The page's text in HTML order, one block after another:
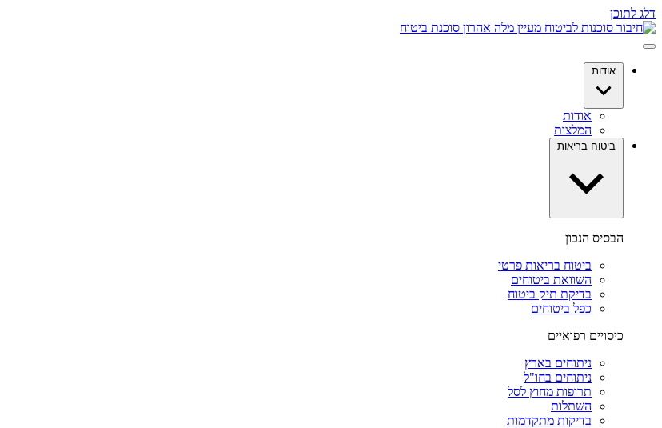
דלג לתוכן
אודות
אודות
המלצות
ביטוח בריאות
הבסיס הנכון
ביטוח בריאות פרטי
השוואת ביטוחים
בדיקת תיק ביטוח
כפל ביטוחים
כיסויים רפואיים
ניתוחים בארץ
ניתוחים בחו"ל
תרופות מחוץ לסל
השתלות
בדיקות מתקדמות